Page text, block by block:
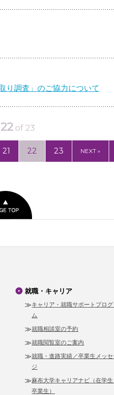
り調査」のご協力について
22 of 23
21 22 23 NEXT »
就職・キャリア
キャリア・就職サポートプログ
ム
就職相談室の予約
就職閲覧室のご案内
就職・進路実績／卒業生メッセ
ジ
麻布大学キャリアナビ（在学生
卒業生）